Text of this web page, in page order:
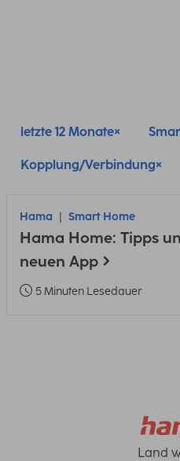
letzte 12 Monate
Kopplung/Verbindung
Hama Smart Home
Hama Home: Tipps
neuen App
5 Minuten Lesedauer
Land